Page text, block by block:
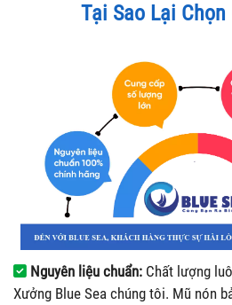
Tại Sao Lại
Nguyên liệu chuẩn: Chất lượng
Xưởng Blue Sea chúng tôi. Mũ nón